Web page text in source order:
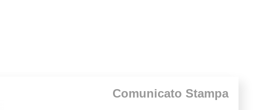
Comunicato Stampa